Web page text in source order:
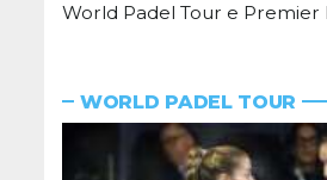
World Padel Tour e Premier
WORLD PADEL TOUR